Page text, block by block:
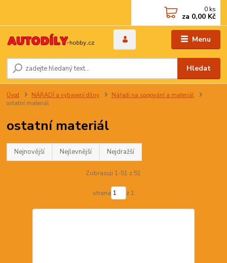
Menu
Hledat
0 ks
za 0,00 Kč
Úvod NÁŘADÍ a vybavení dílny
Nářadí na spojování a materiál
ostatní materiál
ostatní materiál
Nejnovější Nejlevnější Nejdražší
Zobrazuji 1-51 z 51
strana z 1